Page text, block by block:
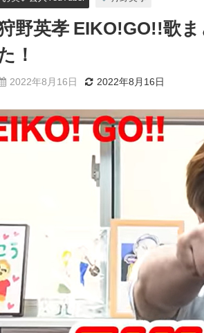
野英孝 EIKO!GO!!歌
！
2022年8月16日 2022年8月16日